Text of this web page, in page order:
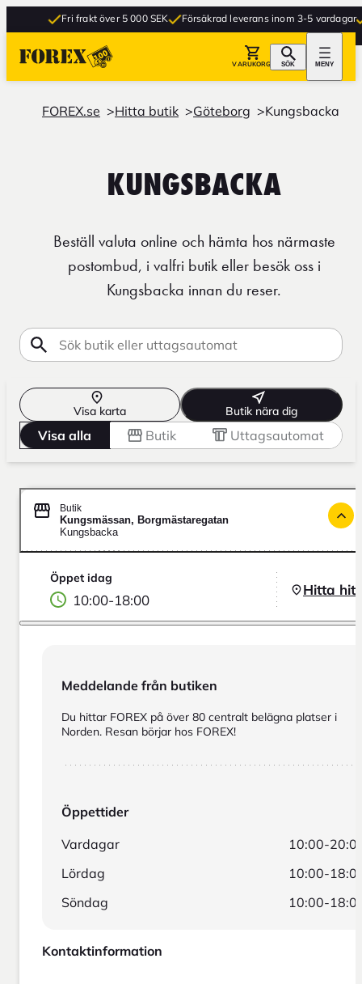
Fri frakt över 5 000 SEK Försäkrad leverans inom 3-5 vardagar
VARUKORG SÖK MENY
FOREX.se Hitta butik Göteborg Kungsbacka
KUNGSBACKA
Beställ valuta online och hämta hos närmaste
postombud, i valfri butik eller besök oss i
Kungsbacka innan du reser.
Visa karta Butik nära dig
Visa alla Butik Uttagsautomat
Butik
Kungsmässan, Borgmästaregatan
Kungsbacka
Öppet idag
10:00-18:00
Hitta hit
Meddelande från butiken
Du hittar FOREX på över 80 centralt belägna platser i
Norden. Resan börjar hos FOREX!
Öppettider
Vardagar
10:00-
Lördag
10:00-
Söndag
10:00-
Kontaktinformation